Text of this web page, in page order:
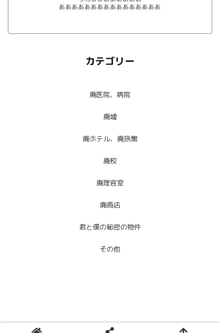
ああああああああああああああああ
カテゴリー
廃医院、病院
廃墟
廃ホテル、廃旅館
廃校
廃理容室
廃商店
君と僕の秘密の物件
その他